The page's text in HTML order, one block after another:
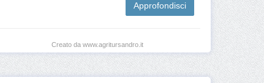
Approfondisci
Creato da www.agritursandro.it